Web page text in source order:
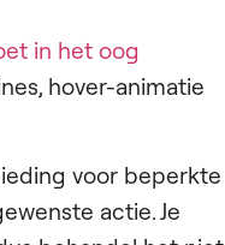
in het oog
hover-animatie
voor beperkte
actie. Je